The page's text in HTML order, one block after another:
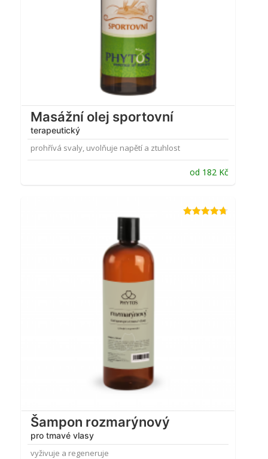
Masážní olej sportovní
terapeutický
prohřívá svaly, uvolňuje napětí a ztuhlost
od 182 Kč
Šampon rozmarýnový
pro tmavé vlasy
vyživuje a regeneruje